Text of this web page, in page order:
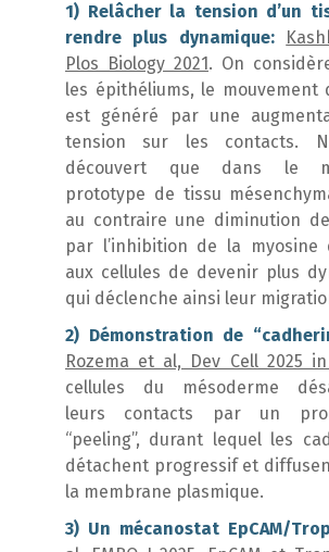
1) Relâcher la tension d’un
rendre plus dynamique:
Plos Biology 2021. On
les épithéliums, le mouvement
est généré par une
tension sur les contacts.
découvert que dans le
prototype de tissu
au contraire une diminution
par l’inhibition de la myosine
aux cellules de devenir plus
qui déclenche ainsi leur
2) Démonstration de
Rozema et al, Dev Cell 2025
cellules du mésoderme
leurs contacts par un
“peeling”, durant lequel les
détachent progressif et
la membrane plasmique.
3) Un mécanostat EpCAM/